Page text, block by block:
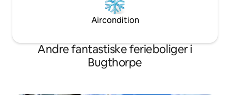
Aircondition
Andre fantastiske ferieboliger i
Bugthorpe